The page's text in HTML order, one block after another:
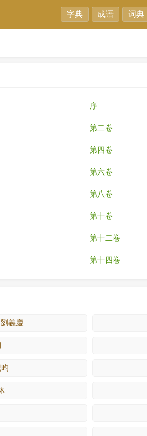
字典 成语 词典
序
第二卷
第四卷
第六卷
第八卷
第十卷
第十二卷
第十四卷
義慶